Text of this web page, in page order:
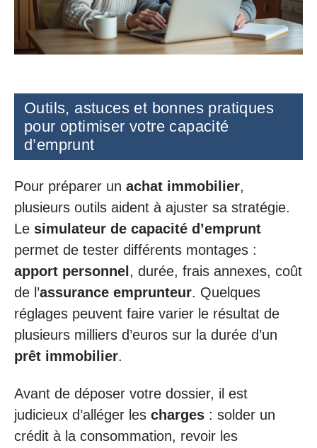
Outils, astuces et bonnes pratiques
pour optimiser votre capacité
d’emprunt
Pour préparer un achat immobilier,
plusieurs outils aident à ajuster sa stratégie.
Le simulateur de capacité d’emprunt
permet de tester différents montages :
apport personnel , durée, frais annexes, coût
de l’assurance emprunteur. Quelques
réglages peuvent faire varier le résultat de
plusieurs milliers d’euros sur la durée d’un
prêt immobilier.
Avant de déposer votre dossier, il est
judicieux d’alléger les charges : solder un
crédit à la consommation, revoir les